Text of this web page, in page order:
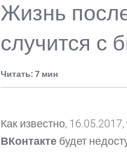
Жизнь
случится с
Читать: 7 мин
Как известно,
ВКонтакте будет